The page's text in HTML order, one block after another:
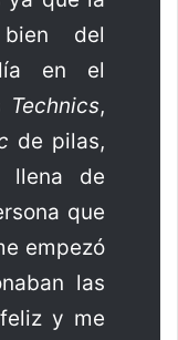
del
en el
Technics,
de pilas,
llena de
que
empezó
las
y me